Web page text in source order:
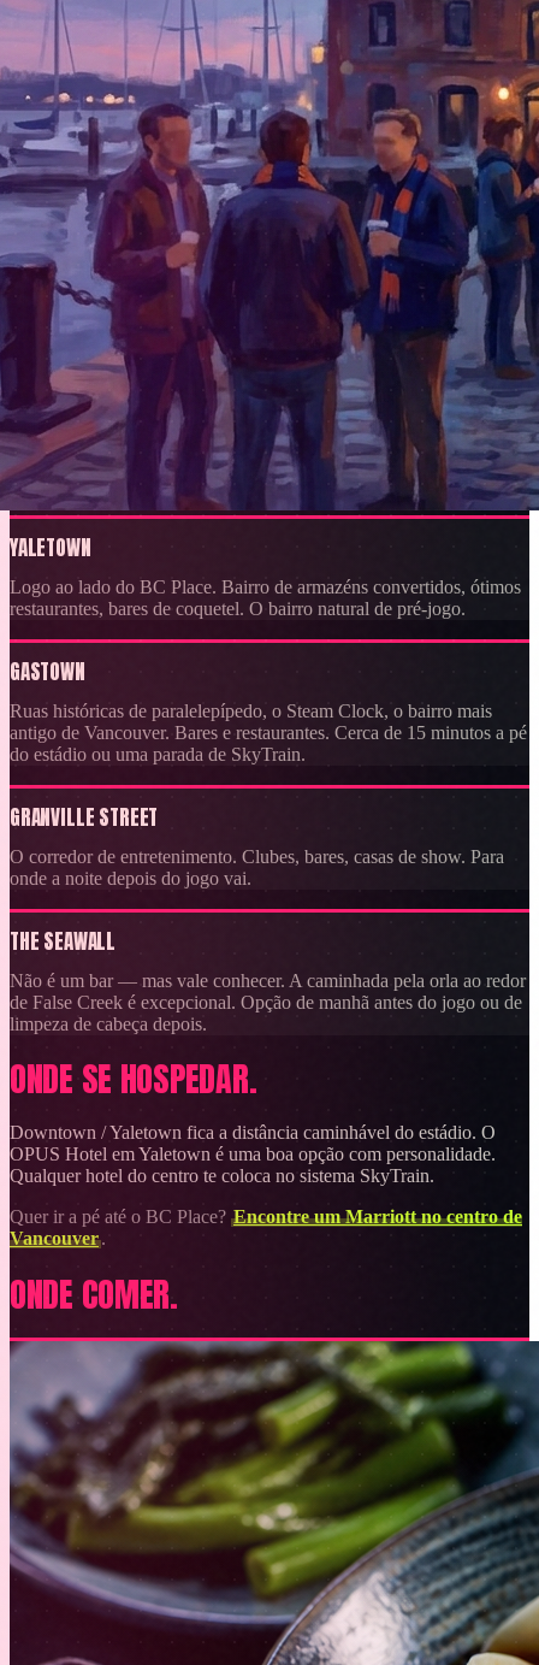
YALETOWN
Logo ao lado do BC Place. Bairro de armazéns convertidos, ótimos
restaurantes, bares de coquetel. O bairro natural de pré-jogo.
GASTOWN
Ruas históricas de paralelepípedo, o Steam Clock, o bairro mais
antigo de Vancouver. Bares e restaurantes. Cerca de 15 minutos a pé
do estádio ou uma parada de SkyTrain.
GRANVILLE STREET
O corredor de entretenimento. Clubes, bares, casas de show. Para
onde a noite depois do jogo vai.
THE SEAWALL
Não é um bar — mas vale conhecer. A caminhada pela orla ao redor
de False Creek é excepcional. Opção de manhã antes do jogo ou de
limpeza de cabeça depois.
ONDE SE HOSPEDAR.
Downtown / Yaletown fica a distância caminhável do estádio. O
OPUS Hotel em Yaletown é uma boa opção com personalidade.
Qualquer hotel do centro te coloca no sistema SkyTrain.
Quer ir a pé até o BC Place? Encontre um Marriott no centro de
Vancouver.
ONDE COMER.